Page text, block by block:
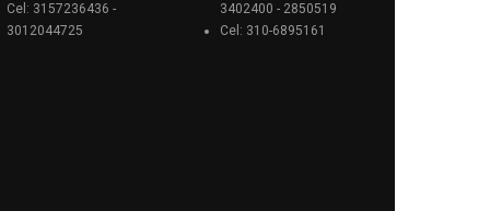
Cel: 3157236436 -
3012044725
3402400 - 2850519
Cel: 310-6895161